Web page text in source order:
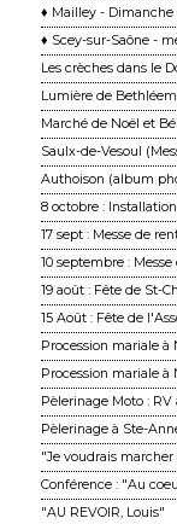
♦ Mailley - Dimanche
♦ Scey-sur-Saône -
Les crèches dans le
Lumière de
Marché de Noël et
Saulx-de-Vesoul
Authoison (album
8 octobre :
17 sept : Messe de
10 septembre :
19 août : Fête de St-
15 Août : Fête de
Procession mariale à
Procession mariale à
Pèlerinage Moto :
Pèlerinage à Ste-
"Je voudrais
Conférence : "Au
"AU REVOIR, Louis"